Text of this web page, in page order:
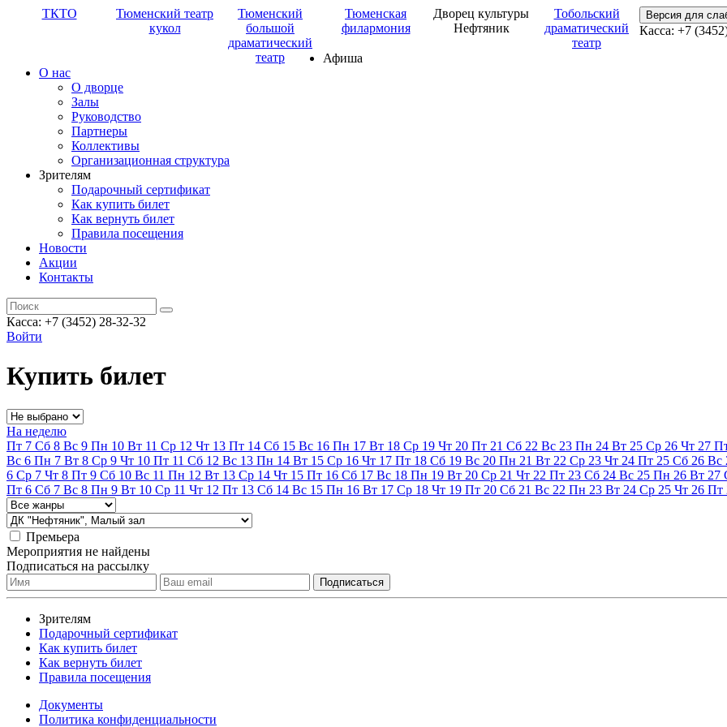
ТКТО
Тюменский театр
кукол
Тюменский
большой
драматический
театр
Тюменская
филармония
Дворец культуры
Нефтяник
Тобольский
драматический
театр
Версия для
Касса: +7
Афиша
О нас
О дворце
Залы
Руководство
Партнеры
Коллективы
Организационная структура
Зрителям
Подарочный сертификат
Как купить билет
Как вернуть билет
Правила посещения
Новости
Акции
Контакты
Касса: +7 (3452) 28-32-32
Войти
Купить билет
На неделю
Пт 7 Сб 8 Вс 9 Пн 10 Вт 11 Ср 12 Чт 13 Пт 14 Сб 15 Вс 16 Пн 17 Вт 18 Ср 19 Чт 20 Пт 21 Сб 22 Вс 23 Пн 24 Вт 25 Ср 26 Чт 27
Вс 6 Пн 7 Вт 8 Ср 9 Чт 10 Пт 11 Сб 12 Вс 13 Пн 14 Вт 15 Ср 16 Чт 17 Пт 18 Сб 19 Вс 20 Пн 21 Вт 22 Ср 23 Чт 24 Пт 25 Сб 26 Вс
6 Ср 7 Чт 8 Пт 9 Сб 10 Вс 11 Пн 12 Вт 13 Ср 14 Чт 15 Пт 16 Сб 17 Вс 18 Пн 19 Вт 20 Ср 21 Чт 22 Пт 23 Сб 24 Вс 25 Пн 26 Вт 27
Пт 6 Сб 7 Вс 8 Пн 9 Вт 10 Ср 11 Чт 12 Пт 13 Сб 14 Вс 15 Пн 16 Вт 17 Ср 18 Чт 19 Пт 20 Сб 21 Вс 22 Пн 23 Вт 24 Ср 25 Чт 26 Пт
Премьера
Мероприятия не найдены
Подписаться на рассылку
Зрителям
Подарочный сертификат
Как купить билет
Как вернуть билет
Правила посещения
Документы
Политика конфиденциальности